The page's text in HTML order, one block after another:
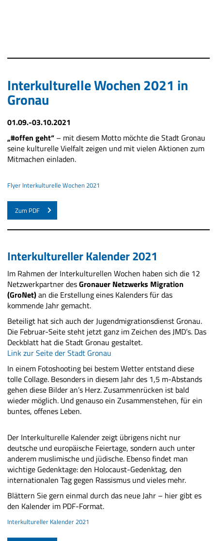
Interkulturelle Wochen 2021 in
Gronau
01.09.-03.10.2021
„#offen geht“ – mit diesem Motto möchte die Stadt Gronau
seine kulturelle Vielfalt zeigen und mit vielen Aktionen zum
Mitmachen einladen.
Flyer Interkulturelle Wochen 2021
Zum PDF
Interkultureller Kalender 2021
Im Rahmen der Interkulturellen Wochen haben sich die 12
Netzwerkpartner desGronauer Netzwerks Migration
(GroNet)an die Erstellung eines Kalenders für das
kommende Jahr gemacht.
Beteiligt hat sich auch der Jugendmigrationsdienst Gronau.
Die Februar-Seite steht jetzt ganz im Zeichen des JMD’s. Das
Deckblatt hat die Stadt Gronau gestaltet.
Link zur Seite der Stadt Gronau
In einem Fotoshooting bei bestem Wetter entstand diese
tolle Collage. Besonders in diesem Jahr des 1,5 m-Abstands
gehen diese Bilder an’s Herz. Zusammenrücken ist bald
wieder möglich. Und genauso ein Zusammenstehen, für ein
buntes, offenes Leben.
Der Interkulturelle Kalender zeigt übrigens nicht nur
deutsche und europäische Feiertage, sondern auch unter
anderem muslimische und jüdische. Ebenso findet man
wichtige Gedenktage: den Holocaust-Gedenktag, den
internationalen Tag gegen Rassismus und vieles mehr.
Blättern Sie gern einmal durch das neue Jahr – hier gibt es
den Kalender im PDF-Format.
Interkultureller Kalender 2021